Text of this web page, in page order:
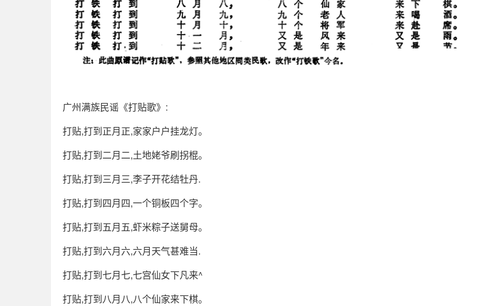
广州满族民谣《打贴歌》:
打贴,打到正月正,家家户户挂龙灯。
打贴,打到二月二,土地姥爷刷拐棍。
打贴,打到三月三,李子开花结牡丹.
打贴,打到四月四,一个铜板四个字。
打贴,打到五月五,虾米粽子送舅母。
打贴,打到六月六,六月天气甚难当.
打贴,打到七月七,七宫仙女下凡来^
打贴,打到八月八,八个仙家来下棋。